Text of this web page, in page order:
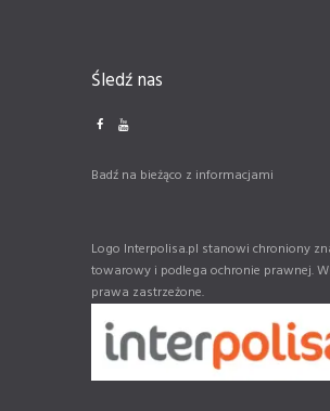
Śledź nas
Badź na bieżąco z informacjami
Logo Interpolisa.pl stanowi chroniony
towarowy i podlega ochronie prawnej.
prawa zastrzeżone.